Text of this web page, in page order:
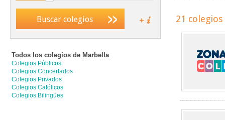
Buscar colegios
Todos los colegios de Marbella
Colegios Públicos
Colegios Concertados
Colegios Privados
Colegios Católicos
Colegios Bilingües
21